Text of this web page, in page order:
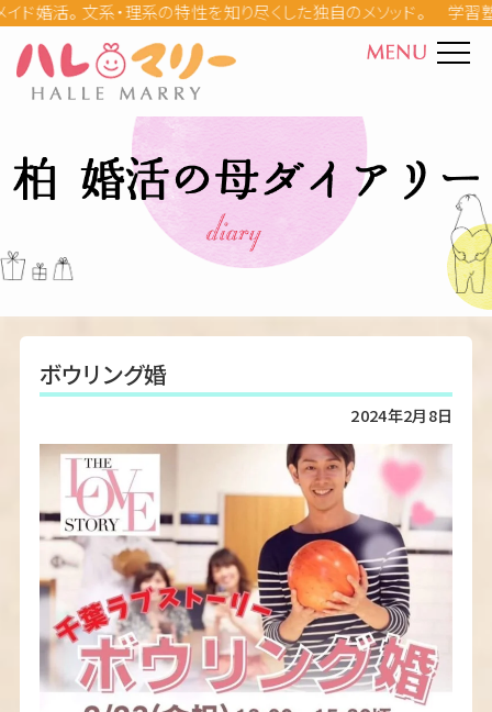
学習塾
カウンセラー紹介
料金
Q&A
婚活パーティー
相談所概要
ボウリング婚
2024年2月8日